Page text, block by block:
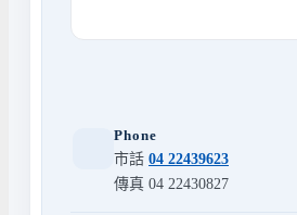
Phone
市話 04 22439623
傳真 04 22430827